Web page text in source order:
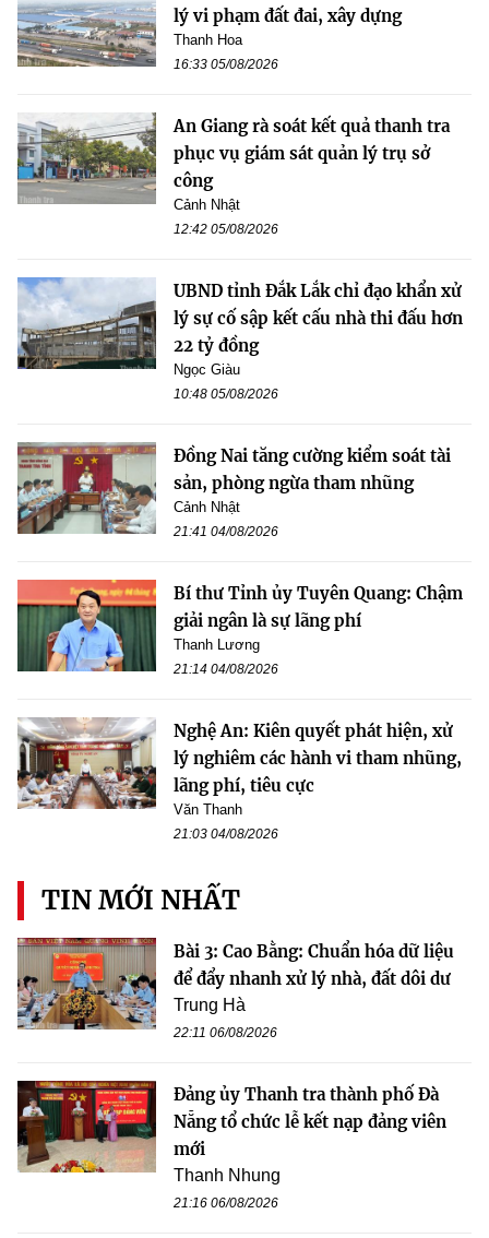
lý vi phạm đất đai, xây dựng
Thanh Hoa
16:33 05/08/2026
An Giang rà soát kết quả thanh tra
phục vụ giám sát quản lý trụ sở
công
Cảnh Nhật
12:42 05/08/2026
UBND tỉnh Đắk Lắk chỉ đạo khẩn xử
lý sự cố sập kết cấu nhà thi đấu hơn
22 tỷ đồng
Ngọc Giàu
10:48 05/08/2026
Đồng Nai tăng cường kiểm soát tài
sản, phòng ngừa tham nhũng
Cảnh Nhật
21:41 04/08/2026
Bí thư Tỉnh ủy Tuyên Quang: Chậm
giải ngân là sự lãng phí
Thanh Lương
21:14 04/08/2026
Nghệ An: Kiên quyết phát hiện, xử
lý nghiêm các hành vi tham nhũng,
lãng phí, tiêu cực
Văn Thanh
21:03 04/08/2026
TIN MỚI NHẤT
Bài 3: Cao Bằng: Chuẩn hóa dữ liệu
để đẩy nhanh xử lý nhà, đất dôi dư
Trung Hà
22:11 06/08/2026
Đảng ủy Thanh tra thành phố Đà
Nẵng tổ chức lễ kết nạp đảng viên
mới
Thanh Nhung
21:16 06/08/2026